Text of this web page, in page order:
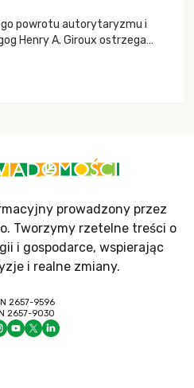
powrotu autorytaryzmu i
Henry A. Giroux ostrzega
prowadzony przez
Tworzymy rzetelne treści o
i gospodarce, wspierając
i realne zmiany.
2657-9596
2657-9030